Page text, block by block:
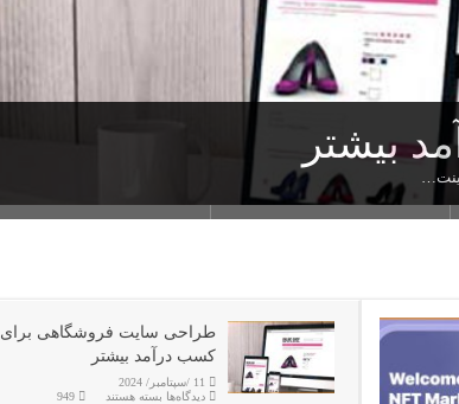
و مشتریان دیجیتال
بیشتر
طراحی سایت فروشگاهی برای
کسب درآمد بیشتر
11 /سپتامبر/ 2024
دیدگاه‌ها برای
بسته هستند 949